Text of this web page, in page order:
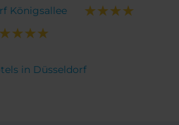
Königsallee
in Düsseldorf